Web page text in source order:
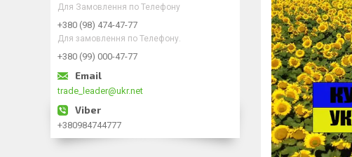
Для Замовлення по Телефону
+380 (98) 474-47-77
Для замовлення по Телефону.
+380 (99) 000-47-77
trade_leader@ukr.net
+380984744777